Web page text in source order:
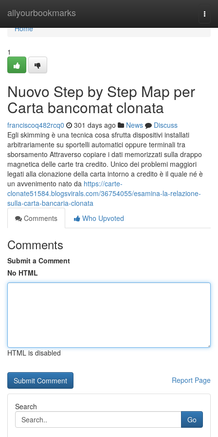
allyourbookmarks
Home
Home
1
Nuovo Step by Step Map per
Carta bancomat clonata
franciscoq482rcq0 301 days ago News
Discuss
Egli skimming è una tecnica cosa sfrutta dispositivi installati
arbitrariamente su sportelli automatici oppure terminali tra
sborsamento Attraverso copiare i dati memorizzati sulla drappo
magnetica delle carte tra credito. Unico dei problemi maggiori
legati alla clonazione della carta intorno a credito è il quale né è
un avvenimento nato da https://carte-
clonate51584.blogsvirals.com/36754055/esamina-la-relazione-
sulla-carta-bancaria-clonata
Comments
Who Upvoted
Comments
Submit a Comment
No HTML
HTML is disabled
Report Page
Search
Go